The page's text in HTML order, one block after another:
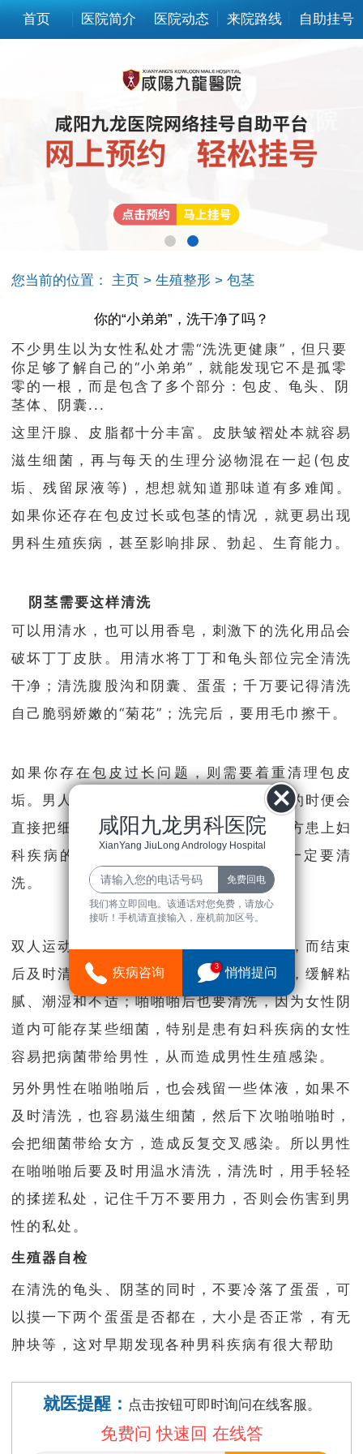
首页 医院简介 医院动态 来院路线 自助挂号
您当前的位置： 主页 > 生殖整形 > 包茎
你的“小弟弟”，洗干净了吗？
不少男生以为女性私处才需“洗洗更健康”，但只要
你足够了解自己的“小弟弟”，就能发现它不是孤零
零的一根，而是包含了多个部分：包皮、龟头、阴
茎体、阴囊...
这里汗腺、皮脂都十分丰富。皮肤皱褶处本就容易
滋生细菌，再与每天的生理分泌物混在一起(包皮
垢、残留尿液等)，想想就知道那味道有多难闻。
如果你还存在包皮过长或包茎的情况，就更易出现
男科生殖疾病，甚至影响排尿、勃起、生育能力。
阴茎需要这样清洗
可以用清水，也可以用香皂，刺激下的洗化用品会
破坏丁丁皮肤。 用清水将丁丁和龟头部位完全清洗
干净；清洗腹股沟和阴囊、蛋蛋；千万要记得清洗
自己脆弱娇嫩的“菊花”；洗完后，要用毛巾擦干。
如果你存在包皮过长问题，则需要着重清理包皮
垢。 男人的私处藏纳着许多细菌，在同房的时便会
直接把细菌带入女人的阴道，从而导致女方患上妇
科疾病的几率增大。
所以男人啪啪啪前一定要清
洗。
双人运动前清洗身体，能够避免细菌滋生，而结束
后及时清洗，能洗去运动带来的体液分泌，缓解粘
腻、潮湿和不适；啪啪啪后也要清洗，因为女性阴
道内可能存某些细菌，特别是患有妇科疾病的女性
容易把病菌带给男性，从而造成男性生殖感染。
另外男性在啪啪啪后，也会残留一些体液，如果不
及时清洗，也容易滋生细菌，然后下次啪啪啪时，
会把细菌带给女方，造成反复交叉感染。 所以男性
在啪啪啪后要及时用温水清洗，清洗时，用手轻轻
的揉搓私处，记住千万不要用力，否则会伤害到男
性的私处。
生殖器自检
在清洗的龟头、阴茎的同时，不要冷落了蛋蛋，可
以摸一下两个蛋蛋是否都在，大小是否正常，有无
肿块等，这对早期发现各种男科疾病有很大帮助
就医提醒： 点击按钮可即时询问在线客服。
免费问 快速回 在线答
咸阳九龙男科医院
XianYang JiuLong Andrology Hospital
我们将立即回电。该通话对您免费，请放心
接听！手机请直接输入，座机前加区号。
疾病咨询 3 悄悄提问